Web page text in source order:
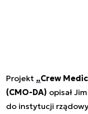
Projekt „Crew
(CMO-DA) opisał
do instytucji